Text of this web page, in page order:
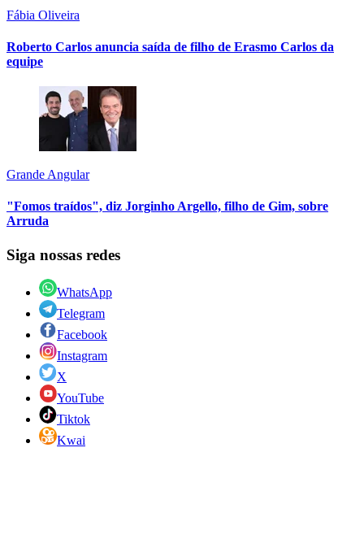
Fábia Oliveira
Roberto Carlos anuncia saída de filho de Erasmo Carlos da
equipe
Grande Angular
"Fomos traídos", diz Jorginho Argello, filho de Gim, sobre
Arruda
Siga nossas redes
WhatsApp
Telegram
Facebook
Instagram
X
YouTube
Tiktok
Kwai